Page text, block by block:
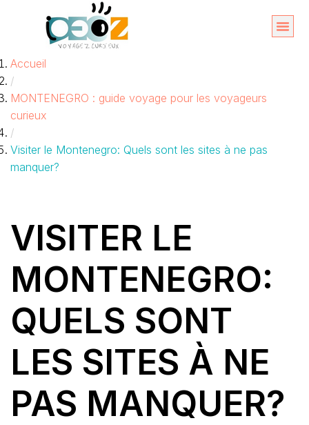
contenu
Accueil
/
MONTENEGRO : guide voyage pour les voyageurs
curieux
/
Visiter le Montenegro: Quels sont les sites à ne pas
manquer?
VISITER LE
MONTENEGRO:
QUELS SONT
LES SITES À NE
PAS MANQUER?